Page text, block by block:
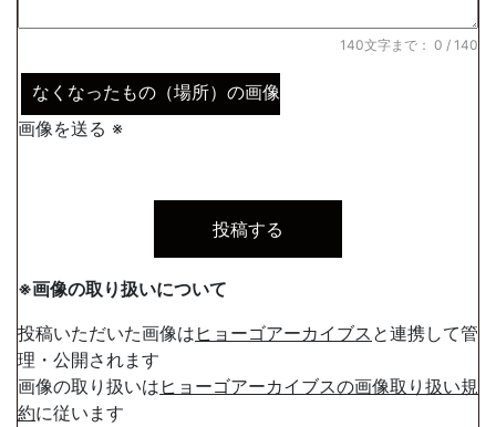
140文字まで： 0 / 140
なくなったもの（場所）の画像
画像を送る ※
※画像の取り扱いについて
投稿いただいた画像は ヒョーゴアーカイブス と連携して管
理・公開されます
画像の取り扱いは ヒョーゴアーカイブスの画像取り扱い規
約に従います